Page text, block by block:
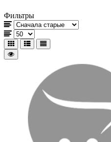
Фильтры